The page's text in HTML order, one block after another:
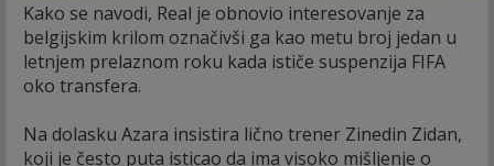
Kako se navodi, Real je obnovio interesovanje za
belgijskim krilom označivši ga kao metu broj jedan u
letnjem prelaznom roku kada ističe suspenzija FIFA
oko transfera.
Na dolasku Azara insistira lično trener Zinedin Zidan,
koji je često puta isticao da ima visoko mišljenje o